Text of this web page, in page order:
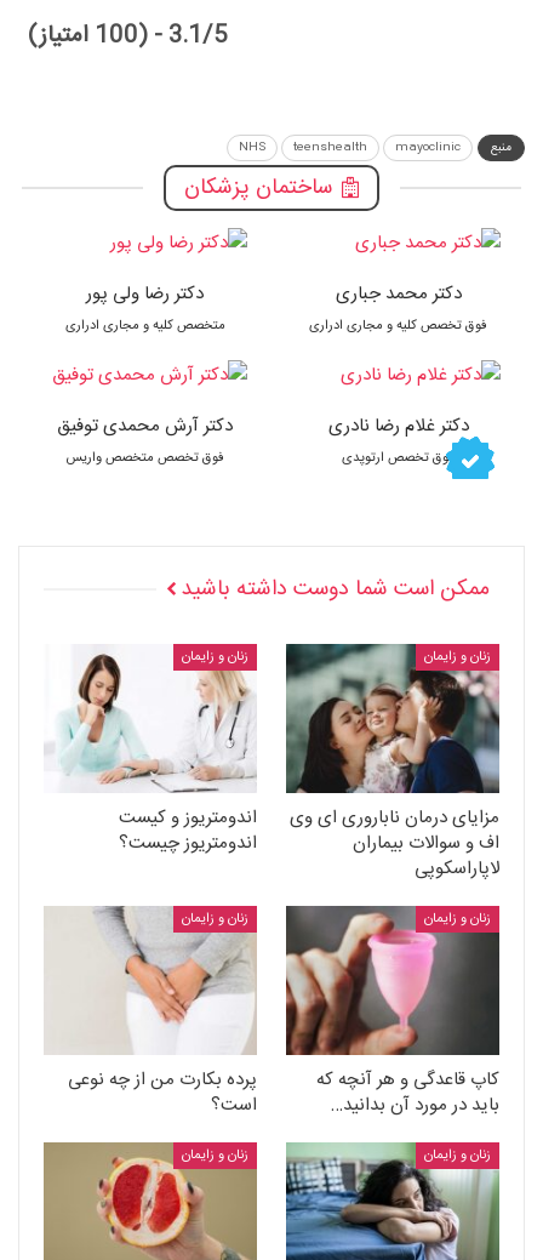
3.1/5 - (100 امتیاز)
منبع mayoclinic
teenshealth
NHS
ساختمان پزشکان
دکتر محمد جباری
فوق تخصص کلیه و مجاری ادراری
دکتر غلام رضا نادری
فوق تخصص ارتوپدی
دکتر رضا ولی پور
متخصص کلیه و مجاری ادراری
دکتر آرش محمدی توفیق
فوق تخصص متخصص واریس
ممکن است شما دوست داشته باشید
زنان و زایمان
مزایای درمان ناباروری ای وی
اف و سوالات بیماران
لاپاراسکوپی
زنان و زایمان
اندومتریوز و کیست
اندومتریوز چیست؟
زنان و زایمان
کاپ قاعدگی و هر آنچه که
باید در مورد آن بدانید…
زنان و زایمان
پرده بکارت من از چه نوعی
است؟
زنان و زایمان زنان و زایمان